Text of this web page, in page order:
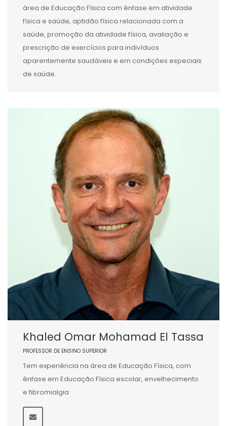
área de Educação Física com ênfase em atividade
física e saúde, aptidão física relacionada com a
saúde, promoção da atividade física, avaliação e
prescrição de exercícios para indivíduos
aparentemente saudáveis e em condições especiais
de saúde.
Khaled Omar Mohamad El Tassa
PROFESSOR DE ENSINO SUPERIOR
Tem experiência na área de Educação Física, com
ênfase em Educação Física escolar, envelhecimento
e fibromialgia